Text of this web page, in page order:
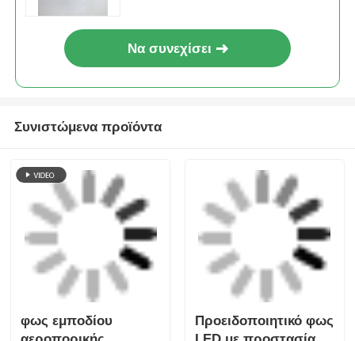
Φωτισμός αεροπορικής
παρεμπόδισης χαμηλής
έντασης με τεχνολογία LED
Συνιστώμενα προϊόντα